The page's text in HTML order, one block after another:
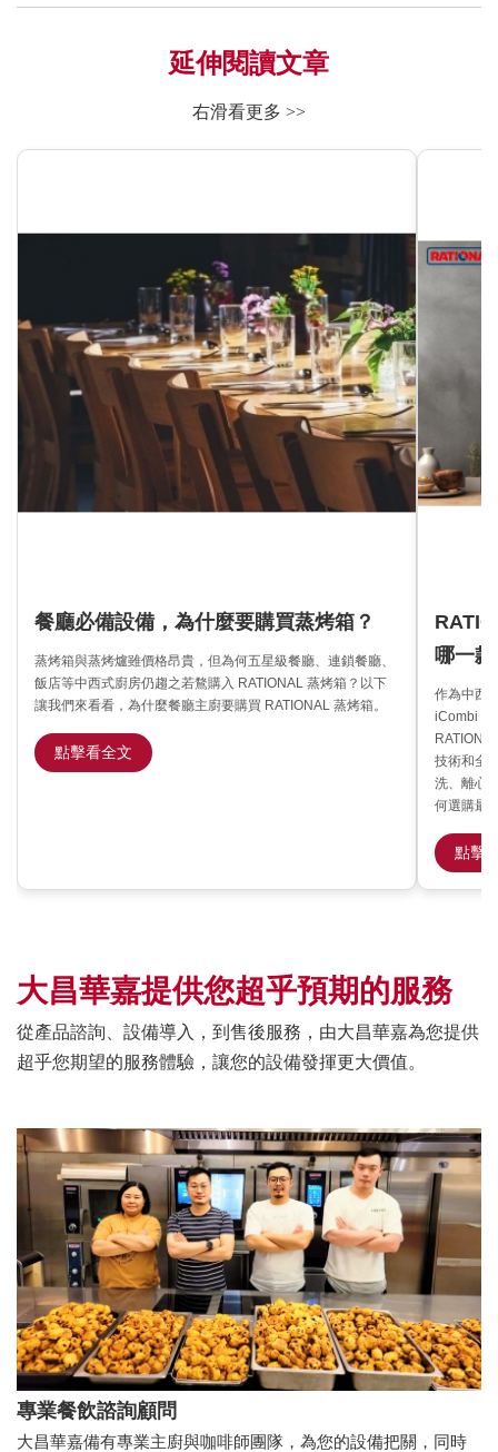
延伸閱讀文章
右滑看更多 >>
餐廳必備設備，為什麼要購買蒸烤箱？
蒸烤箱與蒸烤爐雖價格昂貴，但為何五星級餐廳、連鎖餐廳、
飯店等中西式廚房仍趨之若鶩購入 RATIONAL 蒸烤箱？以下
讓我們來看看，為什麼餐廳主廚要購買 RATIONAL 蒸烤箱。
點擊看全文
哪一
作為中西
iCombi 具
技術和全
洗、離心
何選購最
點擊
大昌華嘉提供您超乎預期的服務
從產品諮詢、設備導入，到售後服務，由大昌華嘉為您提供
超乎您期望的服務體驗，讓您的設備發揮更大價值。
專業餐飲諮詢顧問
大昌華嘉備有專業主廚與咖啡師團隊，為您的設備把關，同時